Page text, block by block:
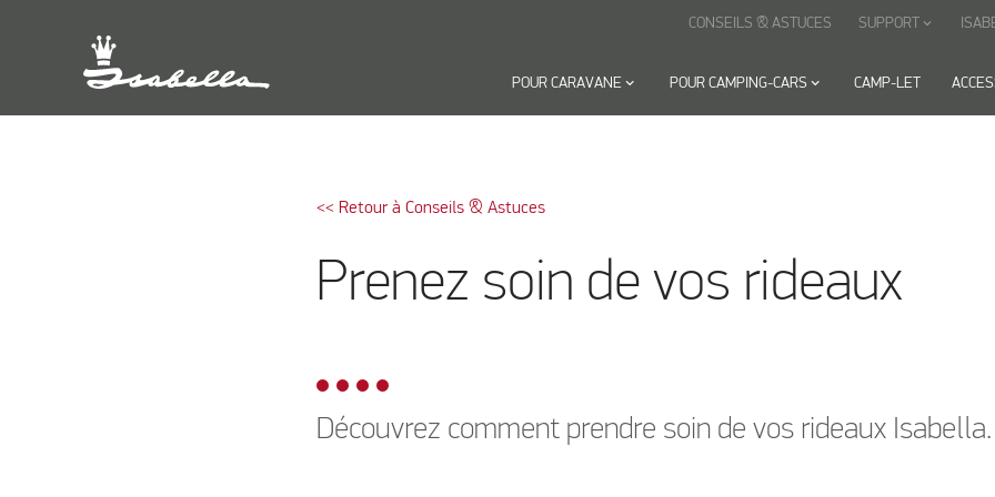
POUR CARAVANE keyboard_arrow_down POUR CAMPING-CARSkeyboard_arrow_down CAMP-LET
CONSEILS & ASTUCES SUPPORT keyboard_arrow_down
<< Retour à Conseils & Astuces
Prenez soin de vos rideaux
Découvrez comment prendre soin de vos rideaux Isabella.